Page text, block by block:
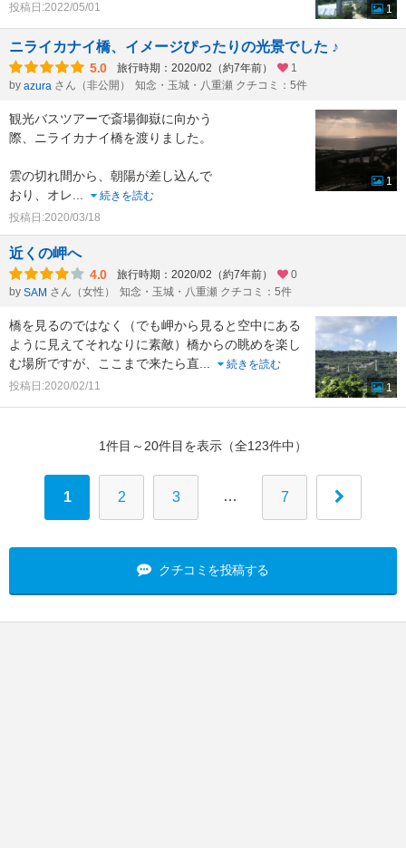
投稿日:2022/05/01
1
ニライカナイ橋、イメージぴったりの光景でした ♪
5.0 旅行時期：2020/02（約7年前）
1
by azura さん（非公開） 知念・玉城・八重瀬 クチコミ：5件
観光バスツアーで斎場御嶽に向かう
際、ニライカナイ橋を渡りました。
雲の切れ間から、朝陽が差し込んで
おり、オレ
続きを読む
投稿日:2020/03/18
1
近くの岬へ
4.0 旅行時期：2020/02（約7年前）
0
by SAM さん（女性） 知念・玉城・八重瀬 クチコミ：5件
橋を見るのではなく（でも岬から見ると空中にある
ように見えてそれなりに素敵）橋からの眺めを楽し
む場所ですが、ここまで来たら直
続きを読む
投稿日:2020/02/11
1
1件目～20件目を表示（全123件中）
1 2 3 … 7
クチコミを投稿する